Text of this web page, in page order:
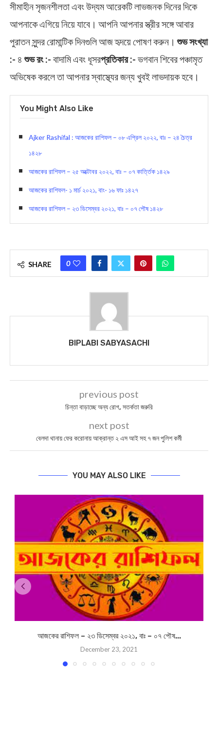
সীমাহীন সৃজনশীলতা এবং উদ্যম আরেকটি লাভজনক দিনের দিকে
আপনাকে এগিয়ে নিয়ে যাবে। আপনি আপনার স্ত্রীর সঙ্গে আবার
পুরাতন সুন্দর রোমান্টিক দিনগুলি আজ হৃদয়ে পোষণ করুন।শুভ সংখ্যা
:- ৪শুভ রং :- বাদামি এবং ধূসরপ্রতিকার :- ভগবান শিবের পঞ্চামৃত
অভিষেক করলে তা আপনার স্বাস্থ্যেরজন্য খুবই লাভদায়ক হবে।
You Might Also Like
Ajker Rashifal : আজকের রাশিফল – ০৮ এপ্রিল ২০২২, বাঃ – ২৪ চৈত্র
১৪২৮
আজকের রাশিফল – ২৫ অক্টোবর ২০২২, বাঃ – ০৭ কার্ত্তিক ১৪২৯
আজকের রাশিফল- ১ মার্চ ২০২১, বাং- ১৬ ফাঃ ১৪২৭
আজকের রাশিফল – ২৩ ডিসেম্বর ২০২১, বাঃ – ০৭ পৌষ ১৪২৮
SHARE 0
BIPLABI SABYASACHI
previous post
চিন্তা বাড়াচ্ছে অন্য রোগ, সতর্কতা জরুরি
next post
বেলদা থানায় ফের করোনায় আক্রান্ত ২ এস আই সহ ৭ জন পুলিশ কর্মী
YOU MAY ALSO LIKE
আজকের রাশিফল – ২৩ ডিসেম্বর ২০২১, বাঃ – ০৭ পৌষ...
December 23, 2021